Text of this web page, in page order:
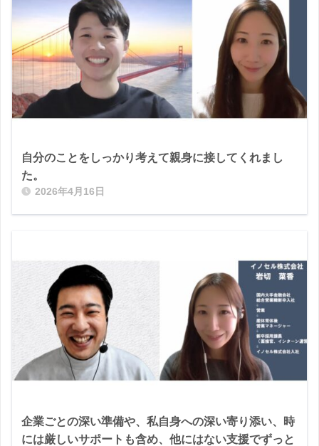
自分のことをしっかり考えて親身に接してくれまし
た。
2026年4月16日
企業ごとの深い準備や、私自身への深い寄り添い、時
には厳しいサポートも含め、他にはない支援でずっと